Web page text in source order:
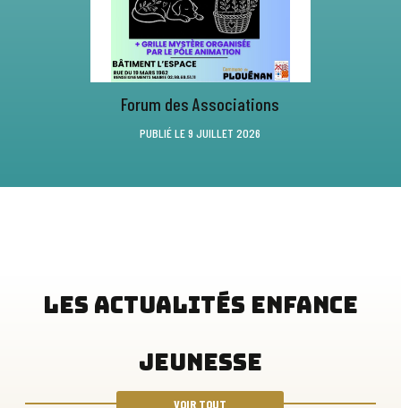
Forum des Associations
PUBLIÉ LE 9 JUILLET 2026
LES ACTUALITÉS ENFANCE
JEUNESSE
VOIR TOUT